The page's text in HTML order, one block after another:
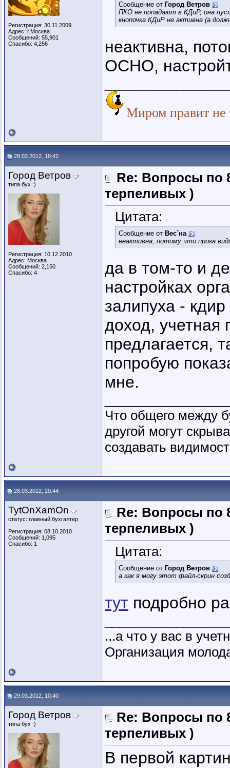
Регистрация: 30.11.2009
Адрес: г.Москва
Сообщений: 55,901
Спасибо: 4,256
Сообщение от Город Ветров
ПКО не попадают в КДиР, она
кнопочка КДиР не активна (а
неактивна,
ОСНО,
Миром правит не
28.03.2012, 18:42
Город Ветров
типа бух :)
Регистрация: 10.12.2010
Адрес: Москва
Сообщений: 2,150
Спасибо: 4
Re: Вопросы по
терпеливых )
Цитата:
Сообщение от Вес`на
неактивна, потому что прога
да в том-то и
настройках
залипуха -
доход, учетная
предлагается,
попробую
мне.
Что общего между
другой могут
создавать
28.03.2012, 20:44
TytOnXamOn
статус: главный бухгалтер
Регистрация: 08.10.2010
Сообщений: 1,095
Спасибо: 1
Re: Вопросы по
терпеливых )
Цитата:
Сообщение от Город Ветров
а как я могу этот файл-скрин
тут подробно
...а что у вас в
Организация
29.03.2012, 10:40
Город Ветров
типа бух :)
Re: Вопросы по
терпеливых )
В первой